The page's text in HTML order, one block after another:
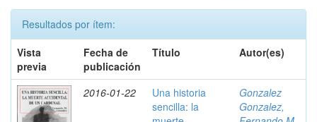
Resultados por ítem:
Vista
previa
Fecha de
publicación
Título Autor(es)
2016-01-22
Una historia
sencilla: la
Gonzalez
Gonzalez,